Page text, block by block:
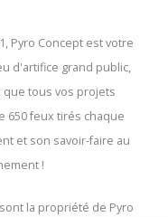
Pyro Concept est votre
d'artifice grand public,
que tous vos projets
650 feux tirés chaque
et son savoir-faire au
!
la propriété de Pyro